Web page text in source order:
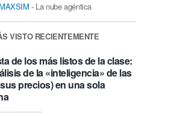
MAXSIM - La nube agéntica
VISTO RECIENTEMENTE
de los más listos de la clase:
de la «inteligencia» de las
precios) en una sola